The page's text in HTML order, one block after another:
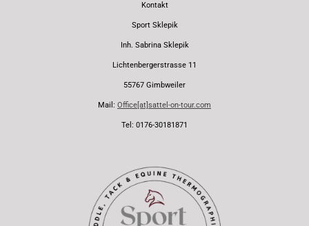
Kontakt
Sport Sklepik
Inh. Sabrina Sklepik
Lichtenbergerstrasse 11
55767 Gimbweiler
Mail: Office[at]sattel-on-tour.com
Tel: 0176-30181871